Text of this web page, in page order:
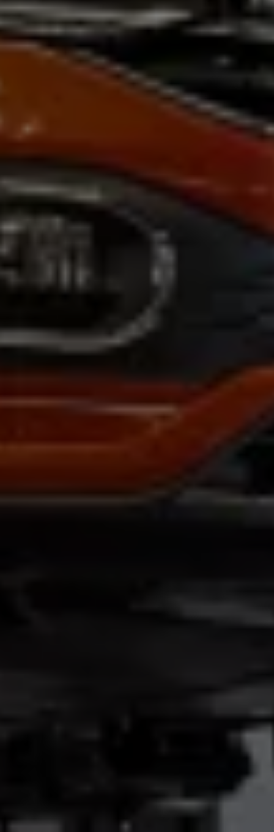
Dienste für Ihr Modell finden
Volkswagen Apps, Login und Shop
Handy und Fahrzeug verbinden
Updates für Software, Karten und Radio
Über Ihr Auto
Vorgängermodelle
Kundeninformationen
Volkswagen Kundenbetreuung
Warn- und Kontrollleuchten
Transport
Elektromobilität
Volkswagen R
Pannen- und Unfallhilfe
Volkswagen Kundenbetreuung